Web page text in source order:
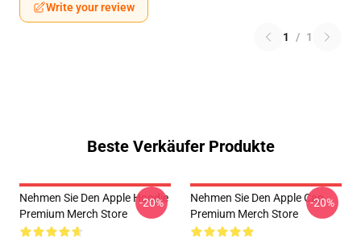
Write your review
1 / 1
Beste Verkäufer Produkte
Nehmen Sie Den Apple Hoodie
Premium Merch Store
-20%
Nehmen Sie Den Apple Cap
Premium Merch Store
-20%